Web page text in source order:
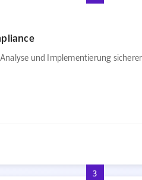
und Implementierung
3